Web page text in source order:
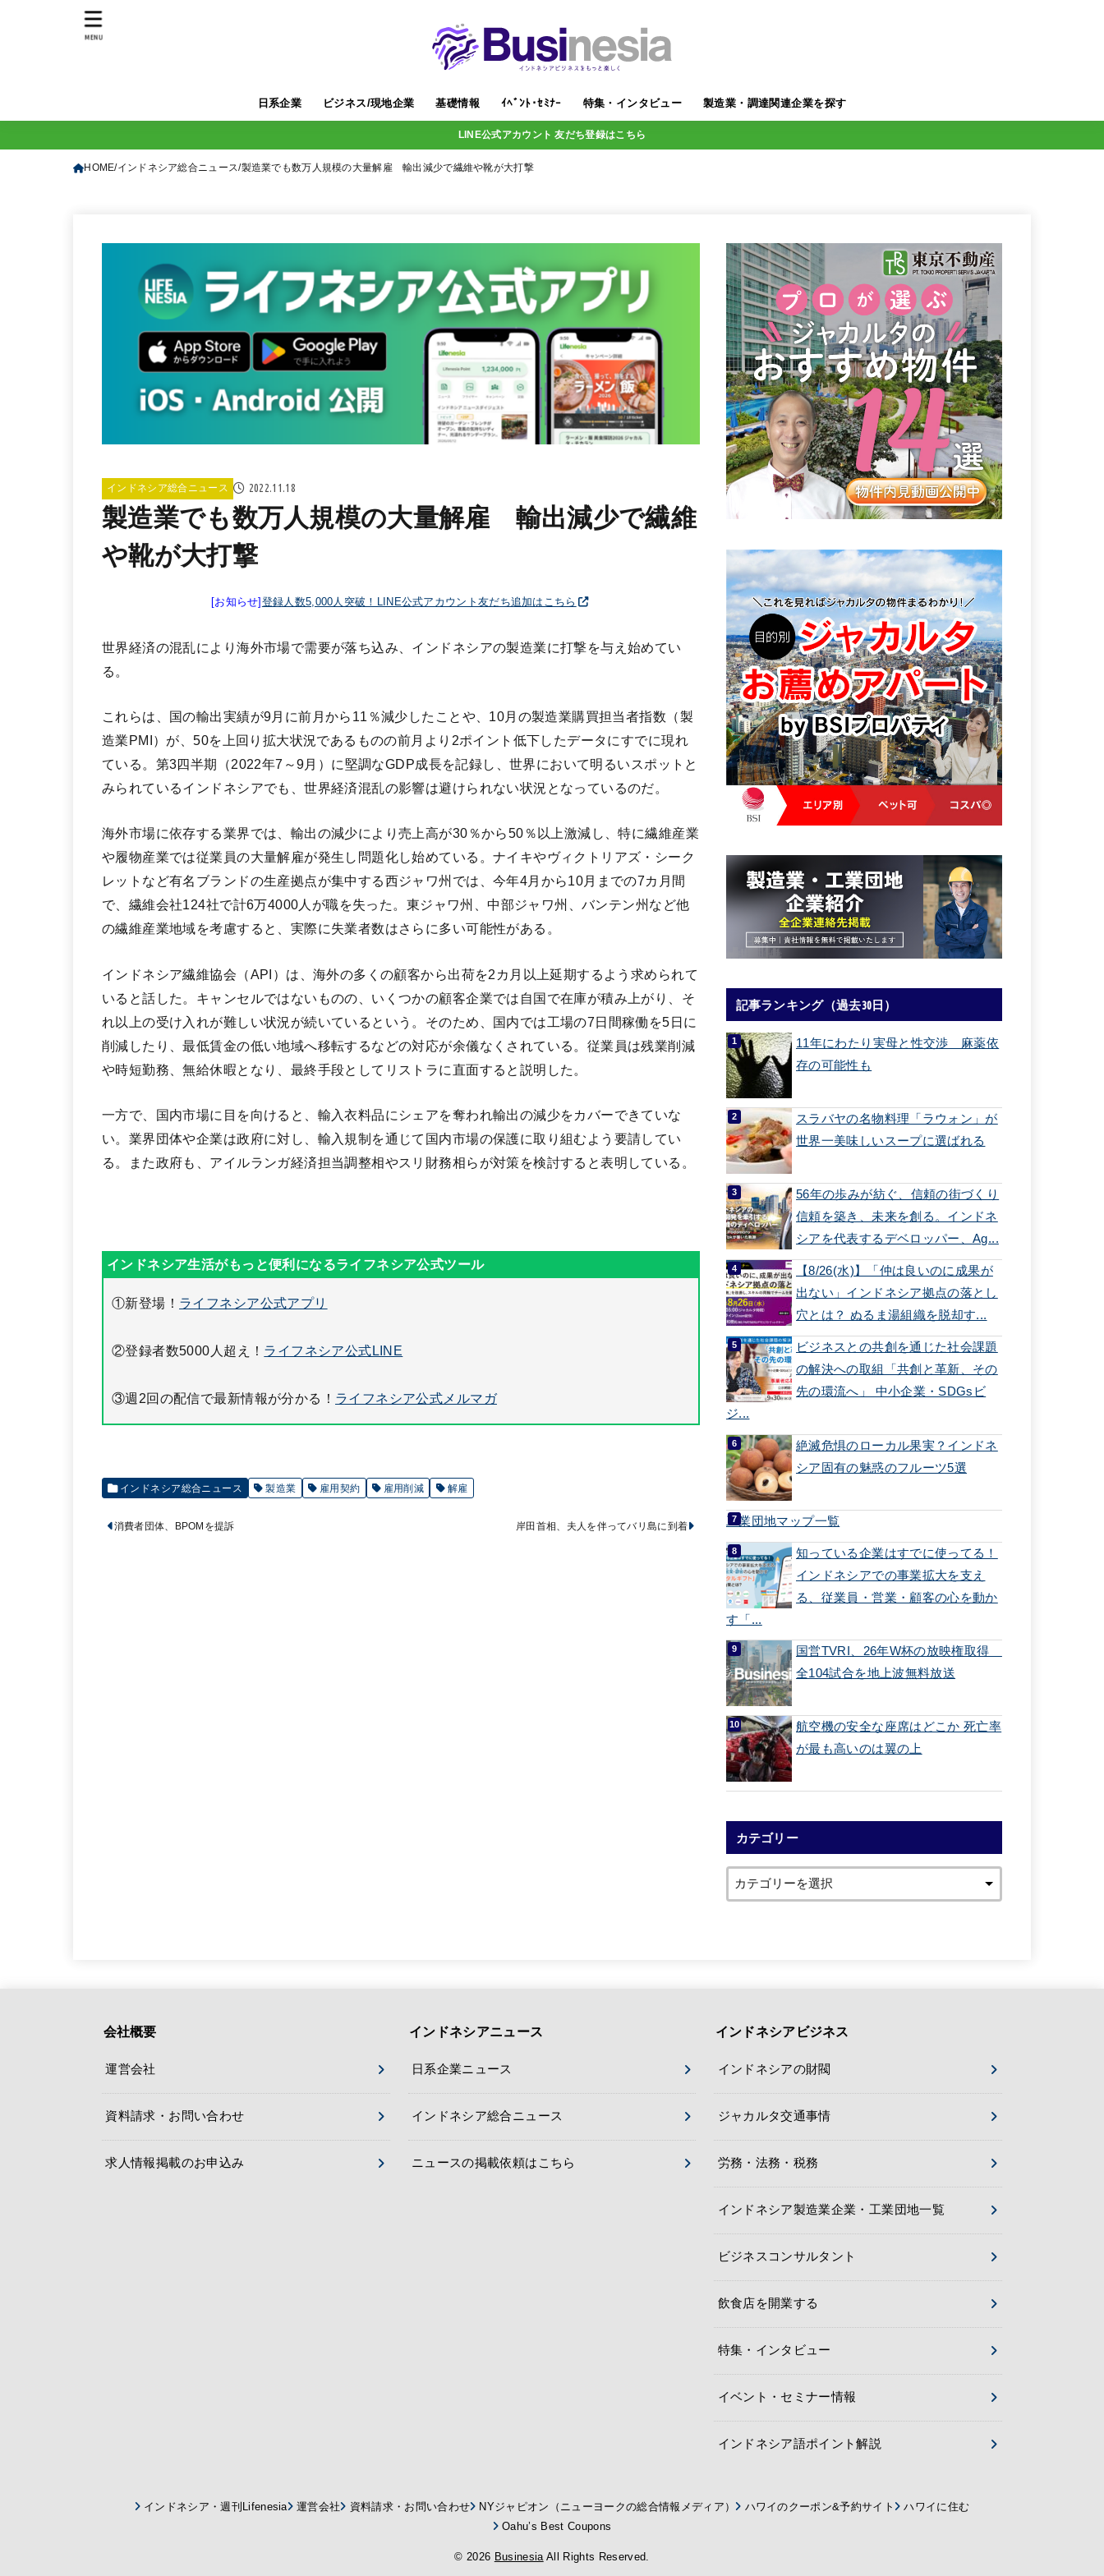
日系企業 ビジネス/現地企業 基礎情報 ｲﾍﾞﾝﾄ･ｾﾐﾅｰ 特集・インタビュー 製造業・調達関連企業を探す
MENU
LINE公式アカウント 友だち登録はこちら
HOME インドネシア総合ニュース 製造業でも数万人規模の大量解雇 輸出減少で繊維や靴が大打撃
インドネシア総合ニュース 2022.11.18
製造業でも数万人規模の大量解雇 輸出減少で繊維
や靴が大打撃
[お知らせ] 登録人数5,000人突破！LINE公式アカウント友だち追加はこちら
世界経済の混乱により海外市場で需要が落ち込み、インドネシアの製造業に打撃を与え始めてい
る。
これらは、国の輸出実績が9月に前月から11％減少したことや、10月の製造業購買担当者指数（製
造業PMI）が、50を上回り拡大状況であるものの前月より2ポイント低下したデータにすでに現れ
ている。第3四半期（2022年7～9月）に堅調なGDP成長を記録し、世界において明るいスポットと
みられているインドネシアでも、世界経済混乱の影響は避けられない状況となっているのだ。
海外市場に依存する業界では、輸出の減少により売上高が30％から50％以上激減し、特に繊維産業
や履物産業では従業員の大量解雇が発生し問題化し始めている。ナイキやヴィクトリアズ・シーク
レットなど有名ブランドの生産拠点が集中する西ジャワ州では、今年4月から10月までの7カ月間
で、繊維会社124社で計6万4000人が職を失った。東ジャワ州、中部ジャワ州、バンテン州など他
の繊維産業地域を考慮すると、実際に失業者数はさらに多い可能性がある。
インドネシア繊維協会（API）は、海外の多くの顧客から出荷を2カ月以上延期するよう求められて
いると話した。キャンセルではないものの、いくつかの顧客企業では自国で在庫が積み上がり、そ
れ以上の受け入れが難しい状況が続いているという。そのため、国内では工場の7日間稼働を5日に
削減したり、最低賃金の低い地域へ移転するなどの対応が余儀なくされている。従業員は残業削減
や時短勤務、無給休暇となり、最終手段としてリストラに直面すると説明した。
一方で、国内市場に目を向けると、輸入衣料品にシェアを奪われ輸出の減少をカバーできていな
い。業界団体や企業は政府に対し、輸入規制を通じて国内市場の保護に取り組むよう要請してい
る。また政府も、アイルランガ経済担当調整相やスリ財務相らが対策を検討すると表明している。
①新登場！ ライフネシア公式アプリ
②登録者数5000人超え！ ライフネシア公式LINE
③週2回の配信で最新情報が分かる！ ライフネシア公式メルマガ
インドネシア総合ニュース 製造業 雇用契約 雇用削減 解雇
消費者団体、BPOMを提訴 岸田首相、夫人を伴ってバリ島に到着
記事ランキング（過去30日）
11年にわたり実母と性交渉 麻薬依
存の可能性も
スラバヤの名物料理「ラウォン」が
世界一美味しいスープに選ばれる
56年の歩みが紡ぐ、信頼の街づくり
信頼を築き、未来を創る。インドネ
シアを代表するデベロッパー、Ag...
【8/26(水)】「仲は良いのに成果が
出ない」インドネシア拠点の落とし
穴とは？ ぬるま湯組織を脱却す...
ビジネスとの共創を通じた社会課題
の解決への取組「共創と革新、その
先の環流へ」 中小企業・SDGsビ
ジ...
絶滅危惧のローカル果実？インドネ
シア固有の魅惑のフルーツ5選
工業団地マップ一覧
知っている企業はすでに使ってる！
インドネシアでの事業拡大を支え
る、従業員・営業・顧客の心を動か
す「...
国営TVRI、26年W杯の放映権取得
全104試合を地上波無料放送
航空機の安全な座席はどこか 死亡率
が最も高いのは翼の上
カテゴリー
会社概要
運営会社
資料請求・お問い合わせ
求人情報掲載のお申込み
インドネシアニュース
日系企業ニュース
インドネシア総合ニュース
ニュースの掲載依頼はこちら
インドネシアビジネス
インドネシアの財閥
ジャカルタ交通事情
労務・法務・税務
インドネシア製造業企業・工業団地一覧
ビジネスコンサルタント
飲食店を開業する
特集・インタビュー
イベント・セミナー情報
インドネシア語ポイント解説
インドネシア・週刊Lifenesia 運営会社 資料請求・お問い合わせ NYジャピオン（ニューヨークの総合情報メディア） ハワイのクーポン&予約サイト
ハワイに住む
Oahu’s Best Coupons
© 2026 BusinesiaAll Rights Reserved.